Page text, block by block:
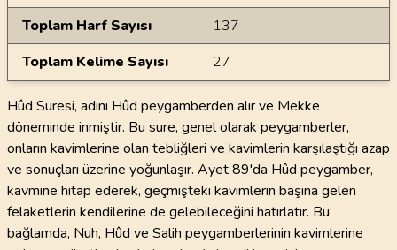
Toplam Harf Sayısı
137
Toplam Kelime Sayısı
27
Hûd Suresi, adını Hûd peygamberden alır ve Mekke
döneminde inmiştir. Bu sure, genel olarak peygamberler,
onların kavimlerine olan tebliğleri ve kavimlerin karşılaştığı azap
ve sonuçları üzerine yoğunlaşır. Ayet 89'da Hûd peygamber,
kavmine hitap ederek, geçmişteki kavimlerin başına gelen
felaketlerin kendilerine de gelebileceğini hatırlatır. Bu
bağlamda, Nuh, Hûd ve Salih peygamberlerinin kavimlerine